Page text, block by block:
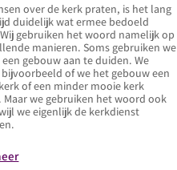
over de kerk praten, is het lang
duidelijk wat ermee bedoeld
gebruiken het woord namelijk op
manieren. Soms gebruiken we
gebouw aan te duiden. We
bijvoorbeeld of we het gebouw een
of een minder mooie kerk
Maar we gebruiken het woord ook
we eigenlijk de kerkdienst